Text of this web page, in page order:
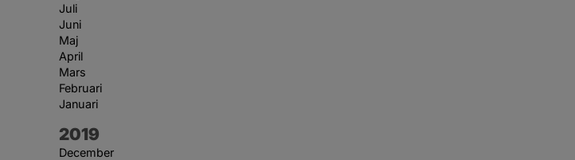
Juli
Juni
Maj
April
Mars
Februari
Januari
År:
2019
December